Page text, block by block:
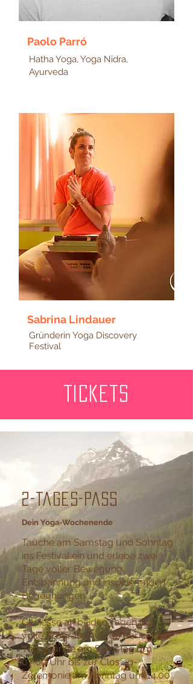
Paolo Parró
Hatha Yoga, Yoga Nidra,
Ayurveda
Sabrina Lindauer
Gründerin Yoga Discovery
Festival
Tickets
Tauche am Samstag und Sonntag
ins Festival ein und erlebe zwei
Tage voller Bewegung,
Entspannung und inspirierenden
Begegnungen.
Geniesse an beiden Tagen das
volle Programm - von der ersten
Yogastunde am Samstag um
07:00 Uhr bis zur Closing-
Zeremonie am Sonntag um 14.00
2-Tages-Pass
Dein Yoga-Wochenende